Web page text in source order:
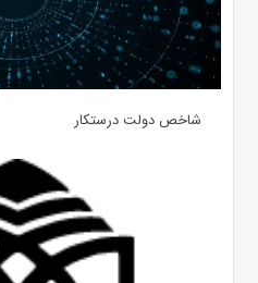
شاخص دولت درستکار